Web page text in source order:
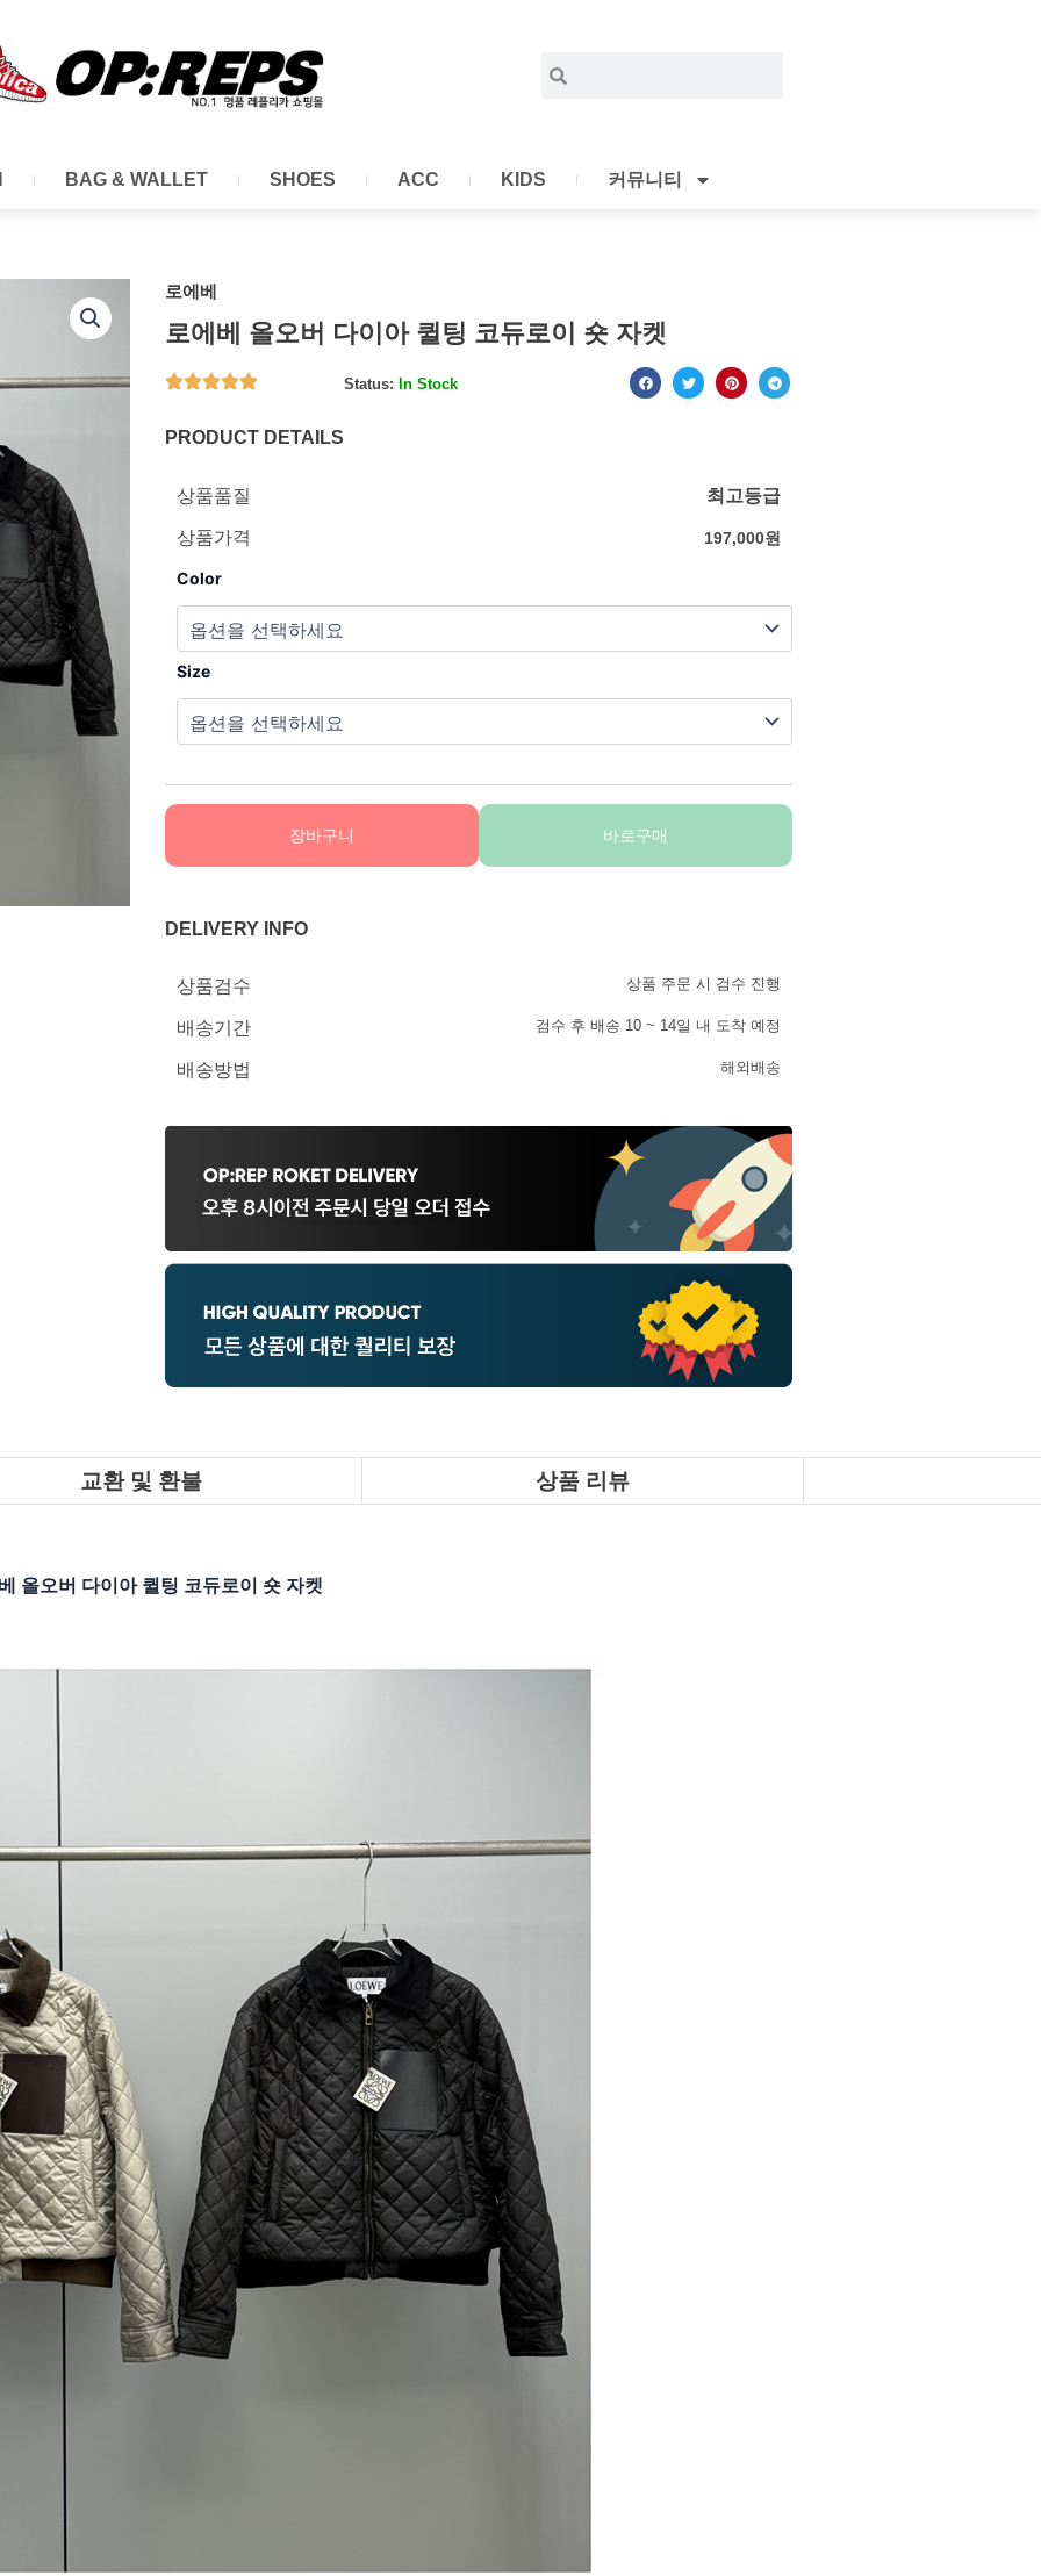
BAG & WALLET SHOES ACC KIDS 커뮤니티
로에베
로에베 올오버 다이아 퀼팅 코듀로이 숏 자켓
Status: In Stock
PRODUCT DETAILS
상품품질 최고등급
상품가격 197,000원
Color
Size
장바구니 바로구매
DELIVERY INFO
상품검수 상품 주문 시 검수 진행
배송기간 검수 후 배송 10 ~ 14일 내 도착 예정
배송방법 해외배송
교환 및 환불 상품 리뷰
올오버 다이아 퀼팅 코듀로이 숏 자켓